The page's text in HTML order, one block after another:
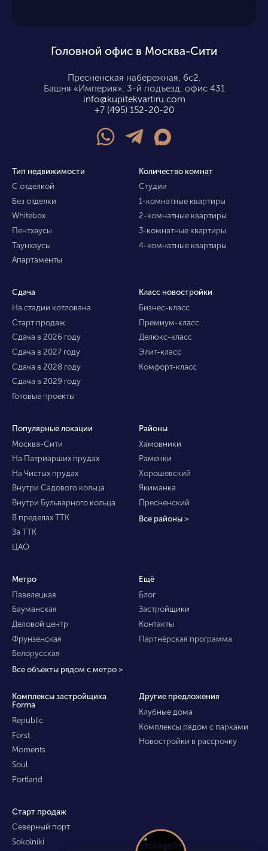
Головной офис в Москва-Сити
Пресненская набережная, 6с2,
Башня «Империя», 3-й подъезд, офис 431
info@kupitekvartiru.com
+7 (495) 152-20-20
Тип недвижимости
С отделкой
Без отделки
Whitebox
Пентхаусы
Таунхаусы
Апартаменты
Количество комнат
Студии
1-комнатные квартиры
2-комнатные квартиры
3-комнатные квартиры
4-комнатные квартиры
Сдача
На стадии котлована
Старт продаж
Сдача в 2026 году
Сдача в 2027 году
Сдача в 2028 году
Сдача в 2029 году
Готовые проекты
Класс новостройки
Бизнес-класс
Премиум-класс
Делюкс-класс
Элит-класс
Комфорт-класс
Популярные локации
Москва-Сити
На Патриарших прудах
На Чистых прудах
Внутри Садового кольца
Внутри Бульварного кольца
В пределах ТТК
За ТТК
ЦАО
Районы
Хамовники
Раменки
Хорошевский
Якиманка
Пресненский
Все районы >
Метро
Павелецкая
Бауманская
Деловой центр
Фрунзенская
Белорусская
Все объекты рядом с метро >
Ещё
Блог
Застройщики
Контакты
Партнёрская программа
Комплексы застройщика
Forma
Republic
Forst
Moments
Soul
Portland
Другие предложения
Клубные дома
Комплексы рядом с парками
Новостройки в рассрочку
Старт продаж
Северный порт
Sokolniki